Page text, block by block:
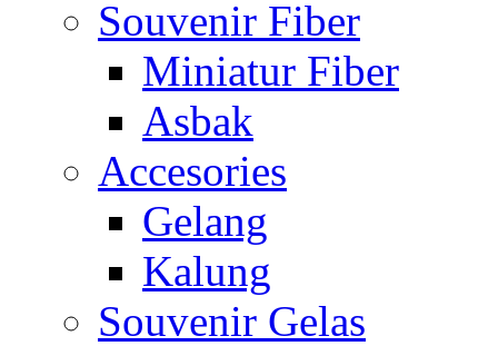
Souvenir Fiber
Miniatur Fiber
Asbak
Accesories
Gelang
Kalung
Souvenir Gelas